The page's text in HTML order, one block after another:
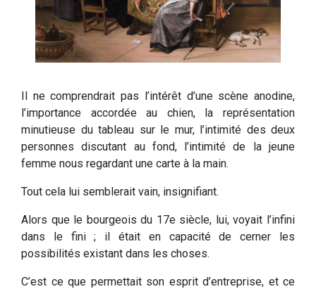
Il ne comprendrait pas l’intérêt d’une scène anodine,
l’importance accordée au chien, la représentation
minutieuse du tableau sur le mur, l’intimité des deux
personnes discutant au fond, l’intimité de la jeune
femme nous regardant une carte à la main.
Tout cela lui semblerait vain, insignifiant.
Alors que le bourgeois du 17e siècle, lui, voyait l’infini
dans le fini ; il était en capacité de cerner les
possibilités existant dans les choses.
C’est ce que permettait son esprit d’entreprise, et ce